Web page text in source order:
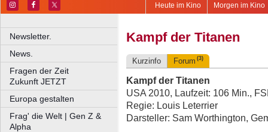
Morgen im Kino
Heute im Kino
Newsletter.
News.
Fragen der Zeit
Zukunft JETZT
Europa gestalten
Frag' die Welt | Gen Z &
Alpha
Kampf der Titanen
Kurzinfo Forum (3)
Kampf der Titanen
USA 2010, Laufzeit: 106 Min.,
Regie: Louis Leterrier
Darsteller: Sam Worthington,